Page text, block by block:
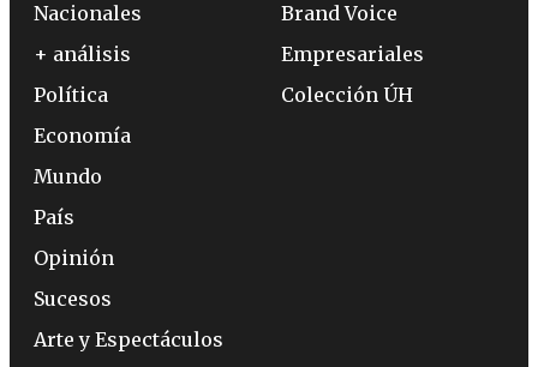
Nacionales
+ análisis
Política
Economía
Mundo
País
Opinión
Sucesos
Arte y Espectáculos
Brand Voice
Empresariales
Colección ÚH